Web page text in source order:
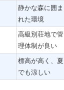
静かな森に囲ま
れた環境
高級別荘地で管
理体制が良い
標高が高く、夏
でも涼しい